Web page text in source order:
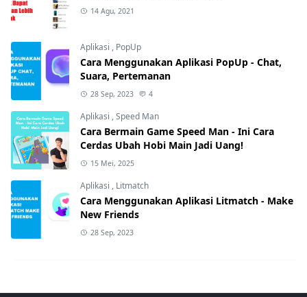
14 Agu, 2021
Aplikasi , PopUp
Cara Menggunakan Aplikasi PopUp - Chat,
Suara, Pertemanan
28 Sep, 2023 4
Aplikasi ,Speed Man
Cara Bermain Game Speed Man - Ini Cara
Cerdas Ubah Hobi Main Jadi Uang!
15 Mei, 2025
Aplikasi , Litmatch
Cara Menggunakan Aplikasi Litmatch - Make
New Friends
28 Sep, 2023